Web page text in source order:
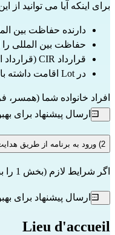
برای اینکه آیا می توانید از
دارنده حفاظت بین المللی
حفاظت بین المللی
قرارداد CIR (قرارداد ادغام جمهوری) را امضا کرده باشید.
در Lot اقامت داشته باشید (دارای اقامت ثابت).
افراد خانواده شما (همسر،
ارسال پیشنهاد برای
2) ورود به برنامه از طریق هدایت
اگر شرایط لازم (بخش 1 را ببینید) را برای بهره مندی از برنامه AGIR دارید، ممکن است مستقیماً
ارسال پیشنهاد برای
Lieu d'accueil